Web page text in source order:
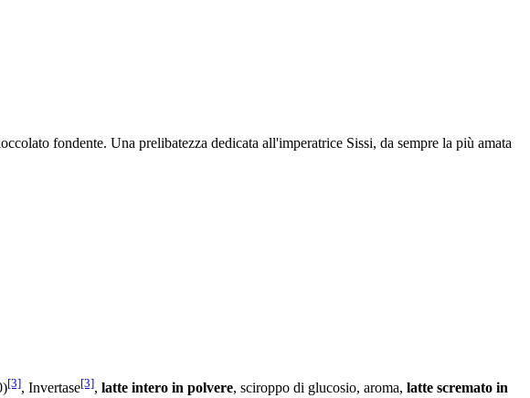
fondente. Una prelibatezza dedicata all'imperatrice Sissi, da sempre la più amata
[3], Invertase[3], latte intero in polvere, sciroppo di glucosio, aroma, latte scremato in